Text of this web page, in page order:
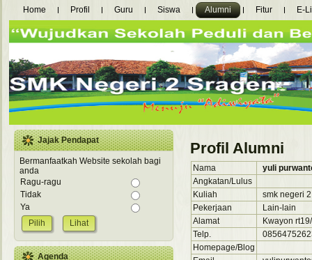
Home Profil Guru Siswa Alumni Fitur E-
Jajak Pendapat
Bermanfaatkah Website sekolah bagi
anda
Ragu-ragu
Tidak
Ya
Lihat
Agenda
Profil Alumni
Nama
yuli
Angkatan/Lulus
Kuliah
smk negeri
Pekerjaan
Lain-lain
Alamat
Kwayon
Telp.
Homepage/Blog